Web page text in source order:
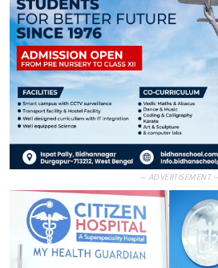
— ADVERTISEMENT